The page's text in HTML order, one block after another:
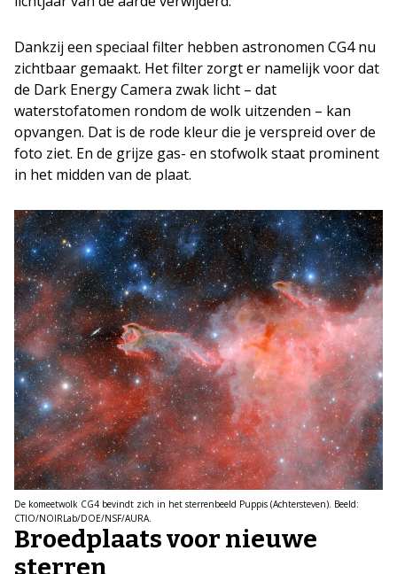
Dankzij een speciaal filter hebben astronomen CG4 nu
zichtbaar gemaakt. Het filter zorgt er namelijk voor dat
de Dark Energy Camera zwak licht – dat
waterstofatomen rondom de wolk uitzenden – kan
opvangen. Dat is de rode kleur die je verspreid over de
foto ziet. En de grijze gas- en stofwolk staat prominent
in het midden van de plaat.
De komeetwolk CG4 bevindt zich in het sterrenbeeld Puppis (Achtersteven). Beeld:
CTIO/NOIRLab/DOE/NSF/AURA.
Broedplaats voor nieuwe
sterren